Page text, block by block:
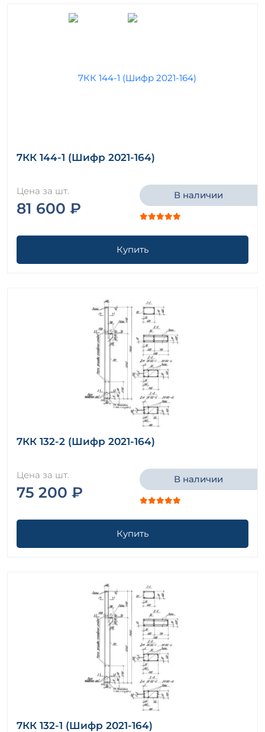
7КК 144-1 (Шифр 2021-164)
Цена за шт.
81 600 ₽
В наличии
Купить
7КК 132-2 (Шифр 2021-164)
Цена за шт.
75 200 ₽
В наличии
Купить
7КК 132-1 (Шифр 2021-164)